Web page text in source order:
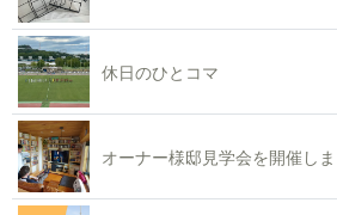
休日のひとコマ
オーナー様邸見学会を開催しま